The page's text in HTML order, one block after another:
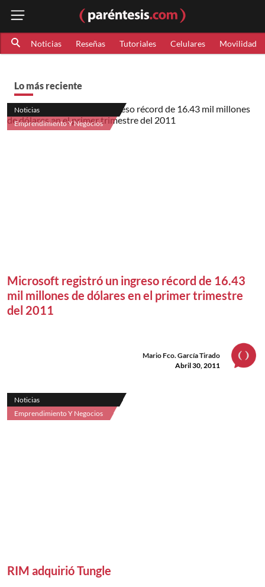
Noticias Reseñas Tutoriales Celulares Movilidad
Lo más reciente
Noticias
Emprendimiento Y Negocios
Microsoft registró un ingreso récord de 16.43
mil millones de dólares en el primer trimestre
del 2011
Mario Fco. García Tirado
Abril 30, 2011
Noticias
Emprendimiento Y Negocios
RIM adquirió Tungle